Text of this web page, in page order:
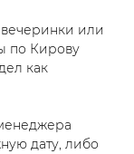
или
по Кирову
как
дату, либо